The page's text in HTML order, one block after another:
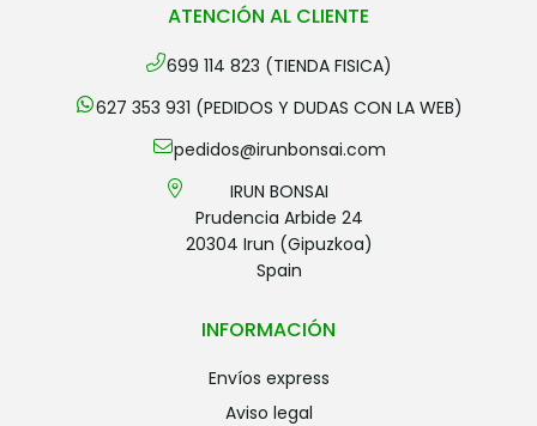
ATENCIÓN AL CLIENTE
699 114 823 (TIENDA FISICA)
627 353 931 (PEDIDOS Y DUDAS CON LA WEB)
pedidos@irunbonsai.com
IRUN BONSAI
Prudencia Arbide 24
20304 Irun (Gipuzkoa)
Spain
INFORMACIÓN
envíos express
aviso legal